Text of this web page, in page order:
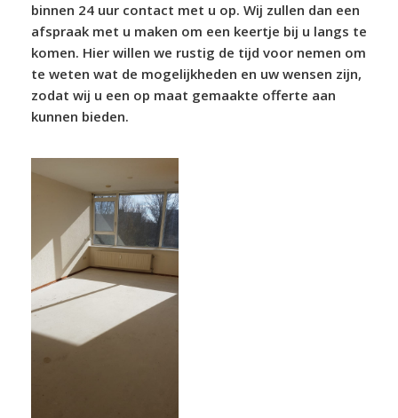
binnen 24 uur contact met u op. Wij zullen dan een
afspraak met u maken om een keertje bij u langs te
komen. Hier willen we rustig de tijd voor nemen om
te weten wat de mogelijkheden en uw wensen zijn,
zodat wij u een op maat gemaakte offerte aan
kunnen bieden.